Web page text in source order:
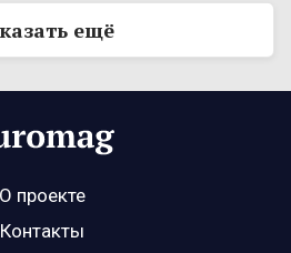
ещё
О проекте
Контакты